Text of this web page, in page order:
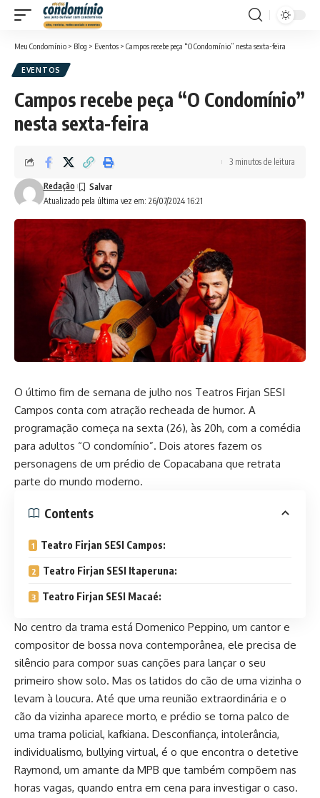
Meu Condomínio > Blog > Eventos > Campos recebe peça “O Condomínio” nesta sexta-feira
EVENTOS
Campos recebe peça “O Condomínio”
nesta sexta-feira
Atualizado pela última vez em: 26/07/2024 16:21
Redação
3 minutos de leitura
O último fim de semana de julho nos Teatros Firjan SESI
Campos conta com atração recheada de humor. A
programação começa na sexta (26), às 20h, com a comédia
para adultos “O condomínio”. Dois atores fazem os
personagens de um prédio de Copacabana que retrata
parte do mundo moderno.
Contents
Teatro Firjan SESI Campos:
Teatro Firjan SESI Itaperuna:
Teatro Firjan SESI Macaé:
No centro da trama está Domenico Peppino, um cantor e
compositor de bossa nova contemporânea, ele precisa de
silêncio para compor suas canções para lançar o seu
primeiro show solo. Mas os latidos do cão de uma vizinha o
levam à loucura. Até que uma reunião extraordinária e o
cão da vizinha aparece morto, e prédio se torna palco de
uma trama policial, kafkiana. Desconfiança, intolerância,
individualismo, bullying virtual, é o que encontra o detetive
Raymond, um amante da MPB que também compõem nas
horas vagas, quando entra em cena para investigar o caso.